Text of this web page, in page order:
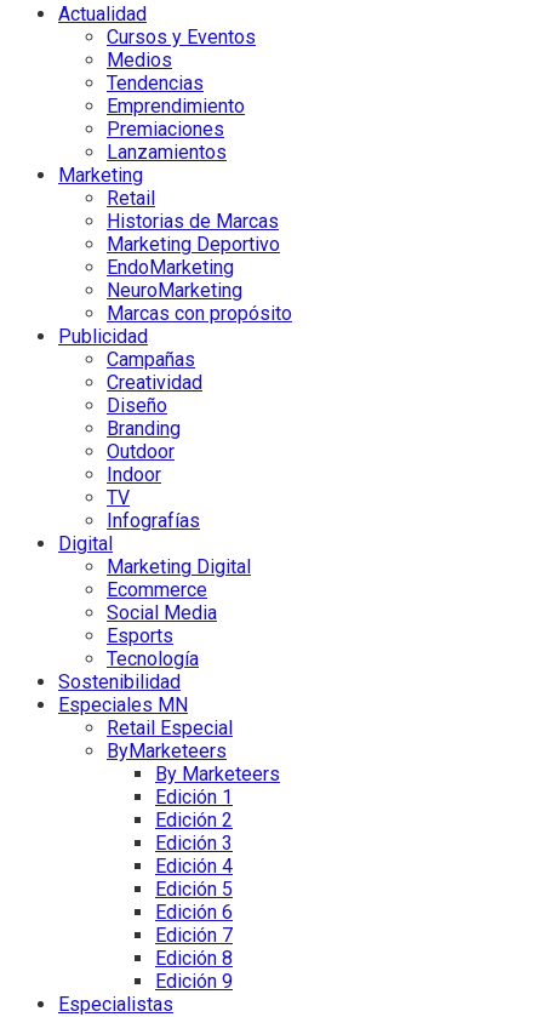
Actualidad
Cursos y Eventos
Medios
Tendencias
Emprendimiento
Premiaciones
Lanzamientos
Marketing
Retail
Historias de Marcas
Marketing Deportivo
EndoMarketing
NeuroMarketing
Marcas con propósito
Publicidad
Campañas
Creatividad
Diseño
Branding
Outdoor
Indoor
TV
Infografías
Digital
Marketing Digital
Ecommerce
Social Media
Esports
Tecnología
Sostenibilidad
Especiales MN
Retail Especial
ByMarketeers
By Marketeers
Edición 1
Edición 2
Edición 3
Edición 4
Edición 5
Edición 6
Edición 7
Edición 8
Edición 9
Especialistas